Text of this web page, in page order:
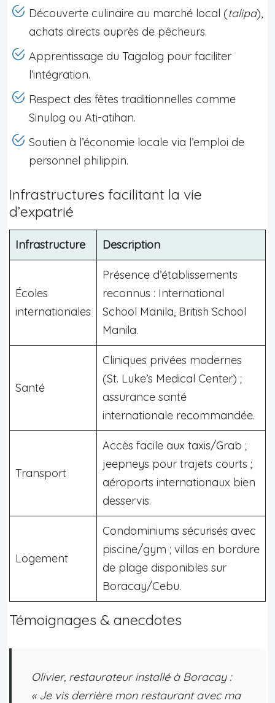
Découverte culinaire au marché local (talipa),
achats directs auprès de pêcheurs.
Apprentissage du Tagalog pour faciliter
l’intégration.
Respect des fêtes traditionnelles comme
Sinulog ou Ati-atihan.
Soutien à l’économie locale via l’emploi de
personnel philippin.
Infrastructures facilitant la vie
d’expatrié
Infrastructure Description
Écoles
internationales
Présence d’établissements
reconnus : International
School Manila, British School
Manila.
Santé
Cliniques privées modernes
(St. Luke’s Medical Center) ;
assurance santé
internationale recommandée.
Transport
Accès facile aux taxis/Grab ;
jeepneys pour trajets courts ;
aéroports internationaux bien
desservis.
Logement
Condominiums sécurisés avec
piscine/gym ; villas en bordure
de plage disponibles sur
Boracay/Cebu.
Témoignages & anecdotes
Olivier, restaurateur installé à Boracay :
« Je vis derrière mon restaurant avec ma